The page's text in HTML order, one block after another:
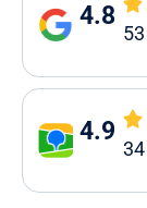
4.8
53
4.9
34